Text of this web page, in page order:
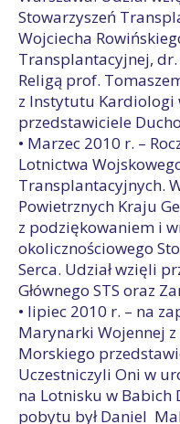
Stowarzyszeń
Wojciecha
Transplantacyjnej, dr.
Religą prof.
z Instytutu Kardiologi
przedstawiciele
• Marzec 2010 r. –
Lotnictwa
Transplantacyjnych.
Powietrznych Kraju
z podziękowaniem i
okolicznościowego
Serca. Udział wzięli
Głównego STS oraz
• lipiec 2010 r. – na
Marynarki Wojennej
Morskiego
Uczestniczyli Oni w
na Lotnisku w Babich
pobytu był Daniel